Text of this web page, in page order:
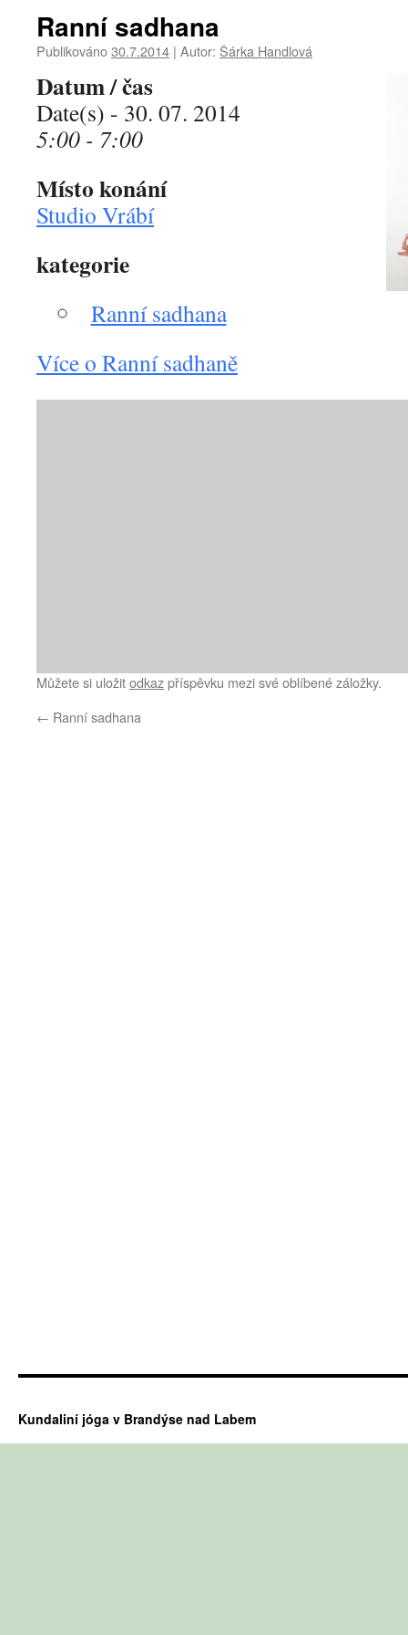
Ranní sadhana
Publikováno30.7.2014 | Autor: Šárka Handlová
Datum / čas
Date(s) - 30. 07. 2014
5:00 - 7:00
Místo konání
Studio Vrábí
kategorie
Ranní sadhana
Více o Ranní sadhaně
Můžete si uložitodkazpříspěvku mezi své oblíbené záložky.
← Ranní sadhana
Kundaliní jóga v Brandýse nad Labem